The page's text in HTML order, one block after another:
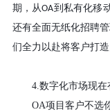
期，从OA到私有化移
还有全面无纸化招聘管
们全力以赴将客户打
4.数字化市场现在
OA项目客户不选